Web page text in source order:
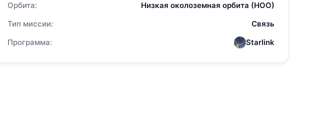
Орбита:
Низкая околоземная орбита (НОО)
Тип миссии:
Связь
Программа:
Starlink